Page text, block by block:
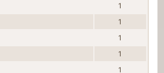
1
1
1
1
1